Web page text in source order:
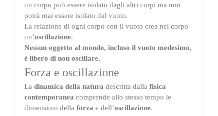
un corpo può essere isolato dagli altri corpi ma non
potrà mai essere isolato dal vuoto.
La relazione di ogni corpo con il vuoto crea nel corpo
un’oscillazione.
Nessun oggetto al mondo, incluso il vuoto medesimo,
è libero di non oscillare.
Forza e oscillazione
La dinamica della natura descritta dalla fisica
contemporanea comprende allo stesso tempo le
dimensioni della forza e dell’oscillazione.